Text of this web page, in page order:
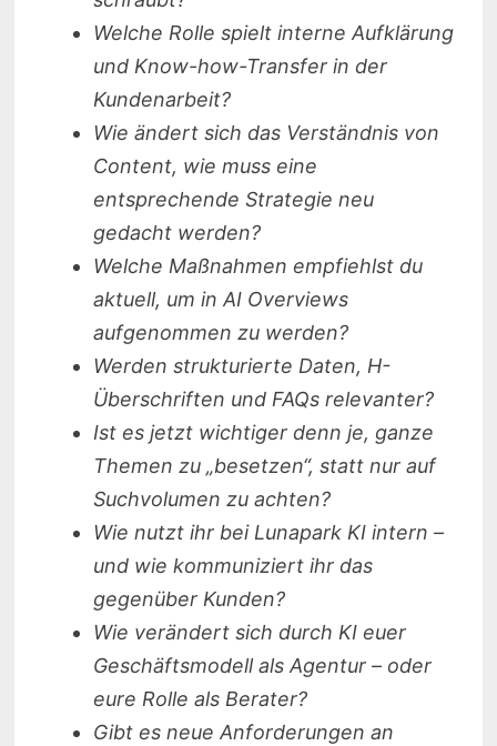
Welche Rolle spielt interne Aufklärung
und Know-how-Transfer in der
Kundenarbeit?
Wie ändert sich das Verständnis von
Content, wie muss eine
entsprechende Strategie neu
gedacht werden?
Welche Maßnahmen empfiehlst du
aktuell, um in AI Overviews
aufgenommen zu werden?
Werden strukturierte Daten, H-
Überschriften und FAQs relevanter?
Ist es jetzt wichtiger denn je, ganze
Themen zu „besetzen“, statt nur auf
Suchvolumen zu achten?
Wie nutzt ihr bei Lunapark KI intern –
und wie kommuniziert ihr das
gegenüber Kunden?
Wie verändert sich durch KI euer
Geschäftsmodell als Agentur – oder
eure Rolle als Berater?
Gibt es neue Anforderungen an